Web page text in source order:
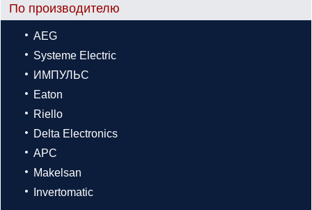
По производителю
AEG
Systeme Electric
ИМПУЛЬС
Eaton
Riello
Delta Electronics
APC
Makelsan
Invertomatic